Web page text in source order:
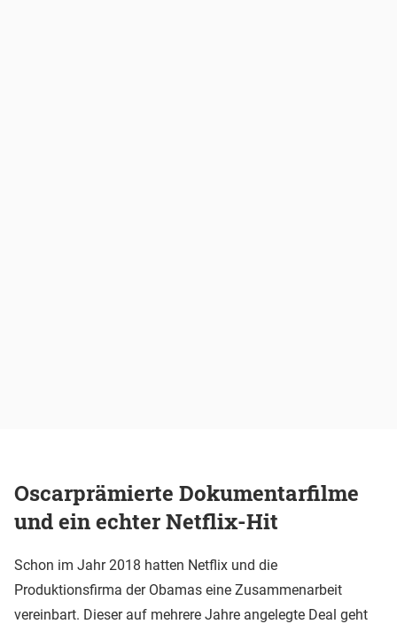
Oscarprämierte Dokumentarfilme
und ein echter Netflix-Hit
Schon im Jahr 2018 hatten Netflix und die
Produktionsfirma der Obamas eine Zusammenarbeit
vereinbart. Dieser auf mehrere Jahre angelegte Deal geht